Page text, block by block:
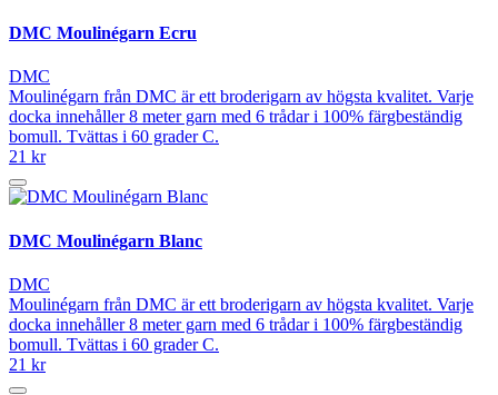
DMC Moulinégarn Ecru
DMC
Moulinégarn från DMC är ett broderigarn av högsta kvalitet. Varje
docka innehåller 8 meter garn med 6 trådar i 100% färgbeständig
bomull. Tvättas i 60 grader C.
21 kr
DMC Moulinégarn Blanc
DMC
Moulinégarn från DMC är ett broderigarn av högsta kvalitet. Varje
docka innehåller 8 meter garn med 6 trådar i 100% färgbeständig
bomull. Tvättas i 60 grader C.
21 kr